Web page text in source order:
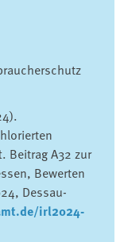
Beitrag A32 zur
Bewerten
Dessau-
irl2024-